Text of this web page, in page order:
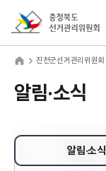
진천군선거관리위원회
알림·소식
알림·소식